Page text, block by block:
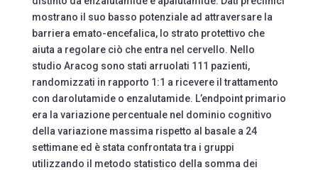
mostrano il suo basso potenziale ad attraversare la
barriera emato-encefalica, lo strato protettivo che
aiuta a regolare ciò che entra nel cervello. Nello
studio Aracog sono stati arruolati 111 pazienti,
randomizzati in rapporto 1:1 a ricevere il trattamento
con darolutamide o enzalutamide. L’endpoint primario
era la variazione percentuale nel dominio cognitivo
della variazione massima rispetto al basale a 24
settimane ed è stata confrontata tra i gruppi
utilizzando il metodo statistico della somma dei